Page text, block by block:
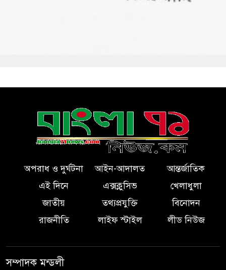
অপরাধ ও দুর্ঘটনা আইন-আদালত
আন্তর্জাতিক
এই দিনে
এক্সক্লুসিভ
খেলাধুলা
জাতীয়
তথ্যপ্রযুক্তি
বিনোদন
রাজনীতি
লাইফ স্টাইল লীড নিউজ
সম্পাদক মন্ডলী